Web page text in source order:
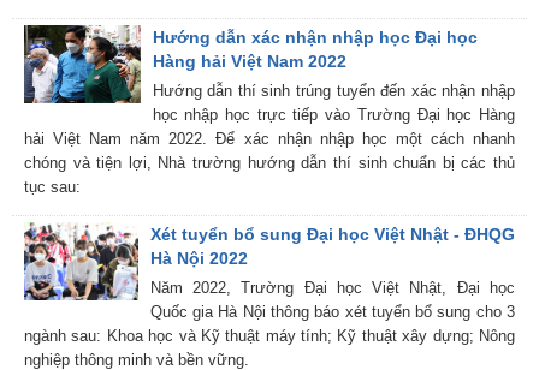
Hướng dẫn xác nhận nhập học Đại học
Hàng hải Việt Nam 2022
Hướng dẫn thí sinh trúng tuyển đến xác nhận nhập
học nhập học trực tiếp vào Trường Đại học Hàng
hải Việt Nam năm 2022. Để xác nhận nhập học một cách nhanh
chóng và tiện lợi, Nhà trường hướng dẫn thí sinh chuẩn bị các thủ
tục sau:
Xét tuyển bổ sung Đại học Việt Nhật - ĐHQG
Hà Nội 2022
Năm 2022, Trường Đại học Việt Nhật, Đại học
Quốc gia Hà Nội thông báo xét tuyển bổ sung cho 3
ngành sau: Khoa học và Kỹ thuật máy tính; Kỹ thuật xây dựng; Nông
nghiệp thông minh và bền vững.